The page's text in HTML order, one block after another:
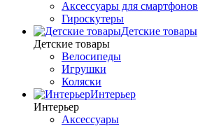
Аксессуары для смартфонов
Гироскутеры
Детские товары
Детские товары
Велосипеды
Игрушки
Коляски
Интерьер
Интерьер
Аксессуары